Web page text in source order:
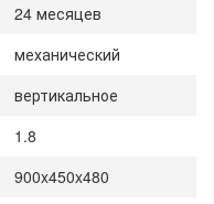
24 месяцев
механический
вертикальное
1.8
900x450x480